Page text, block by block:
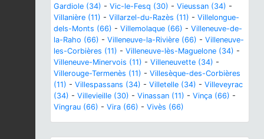
Gardiole (34) - Vic-le-Fesq (30) - Vieussan (34) -
Villanière (11) - Villarzel-du-Razès (11) - Villelongue-
dels-Monts (66) - Villemolaque (66) - Villeneuve-de-
la-Raho (66) - Villeneuve-la-Rivière (66) - Villeneuve-
les-Corbières (11) - Villeneuve-lès-Maguelone (34) -
Villeneuve-Minervois (11) - Villeneuvette (34) -
Villerouge-Termenès (11) - Villesèque-des-Corbières
(11) - Villespassans (34) - Villetelle (34) - Villeveyrac
(34) - Villevieille (30) - Vinassan (11) - Vinça (66) -
Vingrau (66) - Vira (66) - Vivès (66)